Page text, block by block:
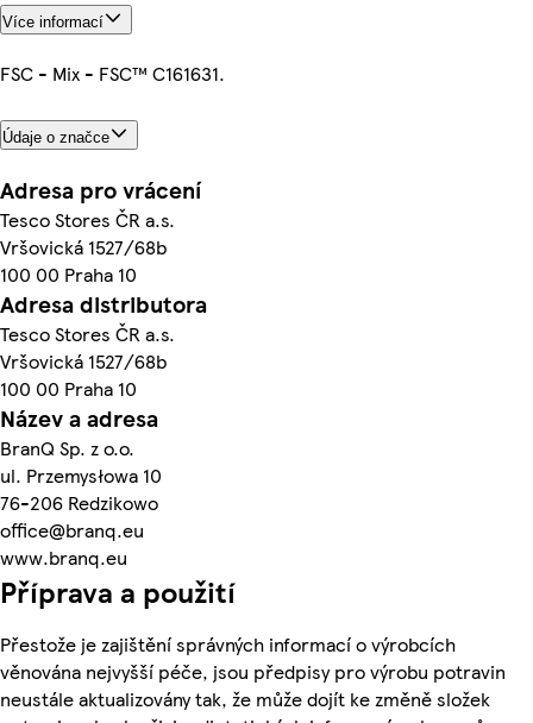
Více informací
FSC - Mix - FSC™ C161631.
Údaje o značce
Adresa pro vrácení
Tesco Stores ČR a.s.
Vršovická 1527/68b
100 00 Praha 10
Adresa distributora
Tesco Stores ČR a.s.
Vršovická 1527/68b
100 00 Praha 10
Název a adresa
BranQ Sp. z o.o.
ul. Przemysłowa 10
76-206 Redzikowo
office@branq.eu
www.branq.eu
Příprava a použití
Přestože je zajištění správných informací o výrobcích
věnována nejvyšší péče, jsou předpisy pro výrobu potravin
neustále aktualizovány tak, že může dojít ke změně složek